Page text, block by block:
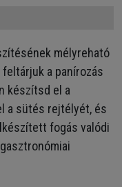
mélyreható
a panírozás
készítsd el a
a sütés rejtélyét, és
fogás valódi